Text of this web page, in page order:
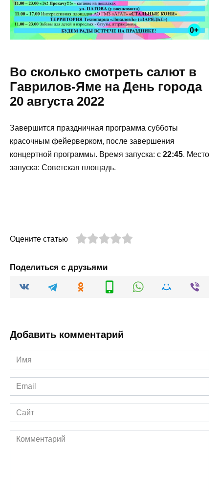
Во сколько смотреть салют в
Гаврилов-Яме на День города
20 августа 2022
Завершится праздничная программа субботы
красочным фейерверком, после завершения
концертной программы. Время запуска: с 22:45. Место
запуска: Советская площадь.
Оцените статью
Поделиться с друзьями
Добавить комментарий
Имя
*
Email
*
Сайт
Комментарий